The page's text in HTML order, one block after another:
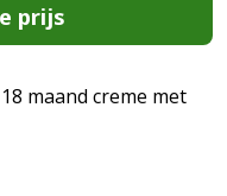
prijs
maand creme met